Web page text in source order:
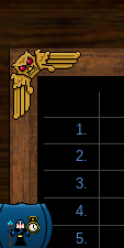
1.
2.
3.
4.
5.